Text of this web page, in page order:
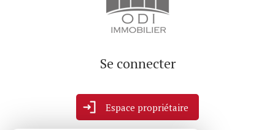
Se connecter
Espace propriétaire